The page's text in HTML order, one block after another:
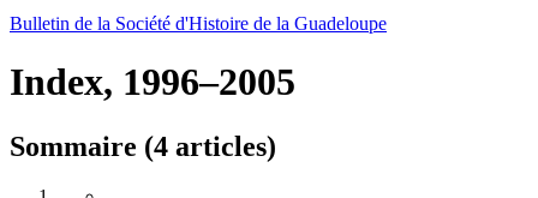
Bulletin de la Société d'Histoire de la Guadeloupe
Index, 1996–2005
Sommaire (4 articles)